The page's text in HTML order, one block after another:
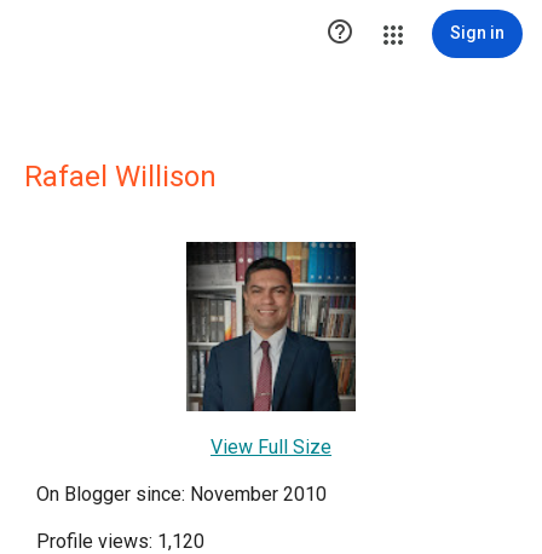
 Sign in
Rafael Willison
View Full Size
On Blogger since: November 2010
Profile views: 1,120